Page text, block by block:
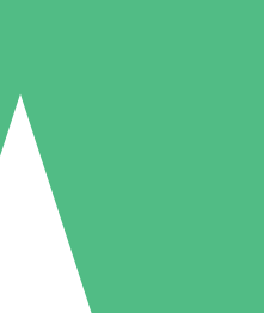
Pakete
monatliche Verpflichtung